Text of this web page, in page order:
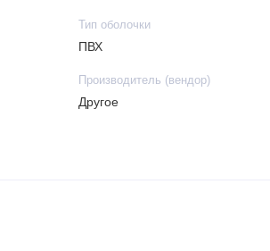
Тип оболочки
ПВХ
Производитель (вендор)
Другое